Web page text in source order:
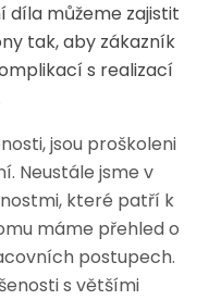
díla můžeme zajistit
tak, aby zákazník
s realizací
jsou proškoleni
Neustále jsme v
které patří k
máme přehled o
postupech.
s většími